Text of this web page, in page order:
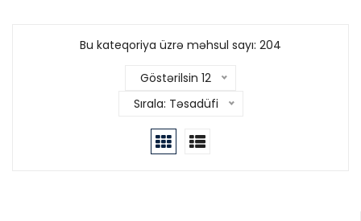
Bu kateqoriya üzrə məhsul sayı: 204
Göstərilsin 12
Sırala: Təsadüfi